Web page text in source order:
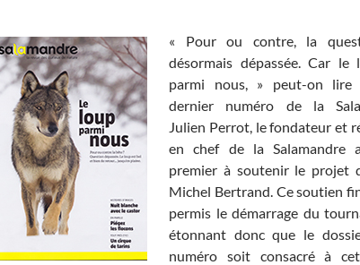
« Pour ou contre, la
désormais dépassée. Car le
parmi nous, » peut-on lire
dernier numéro de la
Julien Perrot, le fondateur et
en chef de la Salamandre
premier à soutenir le projet
Michel Bertrand. Ce soutien
permis le démarrage du
étonnant donc que le
numéro soit consacré à